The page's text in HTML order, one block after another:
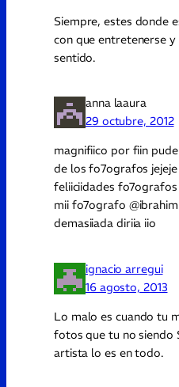
Siempre, estes donde
con que entretenerse
sentido.
anna laaura
29 octubre, 2012
magnifiico por fiin
de los fo7ografos
feliiciidades fo7ografos
mii fo7ografo
demasiiada diriia iio
ignacio arregui
16 agosto, 2013
Lo malo es cuando tu
fotos que tu no siendo
artista lo es en todo.